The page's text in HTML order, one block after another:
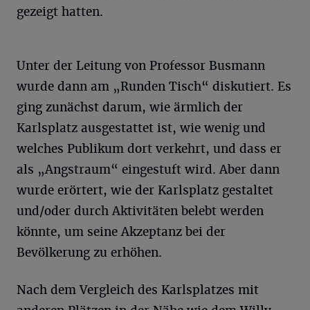
gezeigt hatten.
Unter der Leitung von Professor Busmann
wurde dann am „Runden Tisch“ diskutiert. Es
ging zunächst darum, wie ärmlich der
Karlsplatz ausgestattet ist, wie wenig und
welches Publikum dort verkehrt, und dass er
als „Angstraum“ eingestuft wird. Aber dann
wurde erörtert, wie der Karlsplatz gestaltet
und/oder durch Aktivitäten belebt werden
könnte, um seine Akzeptanz bei der
Bevölkerung zu erhöhen.
Nach dem Vergleich des Karlsplatzes mit